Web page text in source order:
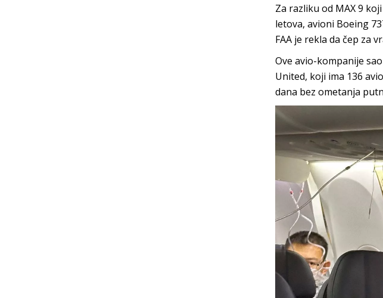
Za razliku od MAX 9
letova, avioni Boeing
FAA je rekla da čep za
Ove avio-kompanije
United, koji ima 136
dana bez ometanja